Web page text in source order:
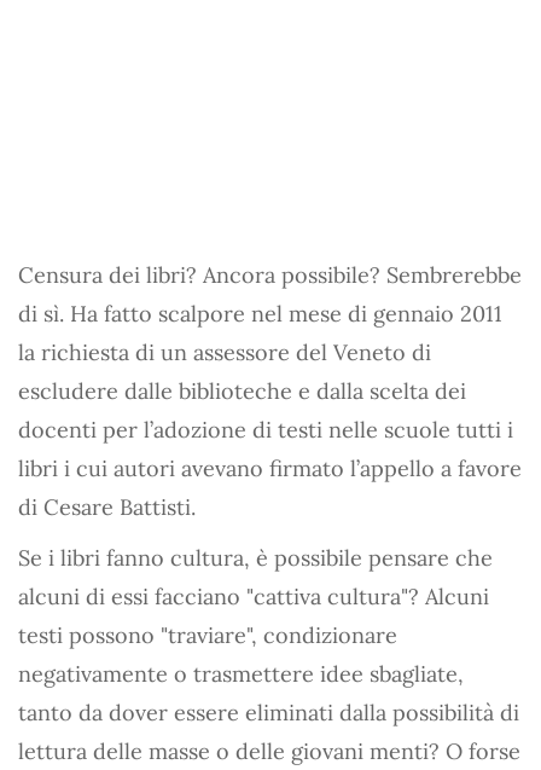
Censura dei libri? Ancora possibile? Sembrerebbe
di sì. Ha fatto scalpore nel mese di gennaio 2011
la richiesta di un assessore del Veneto di
escludere dalle biblioteche e dalla scelta dei
docenti per l’adozione di testi nelle scuole tutti i
libri i cui autori avevano firmato l’appello a favore
di Cesare Battisti.
Se i libri fanno cultura, è possibile pensare che
alcuni di essi facciano "cattiva cultura"? Alcuni
testi possono "traviare", condizionare
negativamente o trasmettere idee sbagliate,
tanto da dover essere eliminati dalla possibilità di
lettura delle masse o delle giovani menti? O forse